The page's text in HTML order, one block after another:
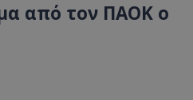
από τον ΠΑΟΚ ο